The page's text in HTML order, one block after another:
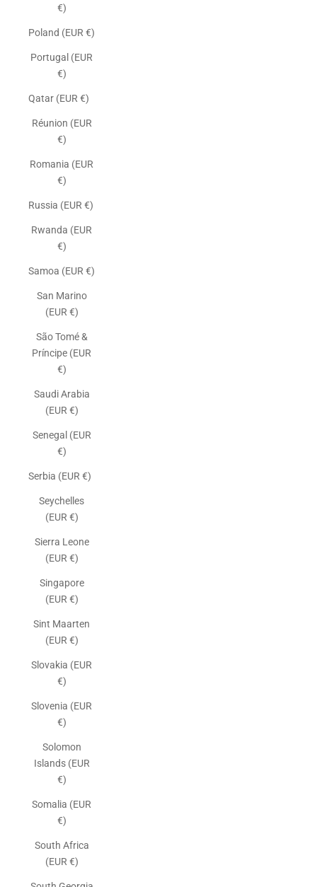
€)
Poland (EUR €)
Portugal (EUR
€)
Qatar (EUR €)
Réunion (EUR
€)
Romania (EUR
€)
Russia (EUR €)
Rwanda (EUR
€)
Samoa (EUR €)
San Marino
(EUR €)
São Tomé &
Príncipe (EUR
€)
Saudi Arabia
(EUR €)
Senegal (EUR
€)
Serbia (EUR €)
Seychelles
(EUR €)
Sierra Leone
(EUR €)
Singapore
(EUR €)
Sint Maarten
(EUR €)
Slovakia (EUR
€)
Slovenia (EUR
€)
Solomon
Islands (EUR
€)
Somalia (EUR
€)
South Africa
(EUR €)